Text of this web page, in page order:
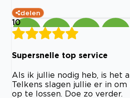
delen
10
Supersnelle top service
Als ik jullie nodig heb, is het
Telkens slagen jullie er in
op te lossen. Doe zo verder.